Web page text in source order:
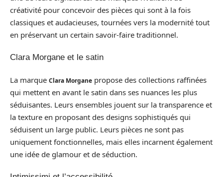
créativité pour concevoir des pièces qui sont à la fois
classiques et audacieuses, tournées vers la modernité tout
en préservant un certain savoir-faire traditionnel.
Clara Morgane et le satin
La marque Clara Morgane propose des collections raffinées
qui mettent en avant le satin dans ses nuances les plus
séduisantes. Leurs ensembles jouent sur la transparence et
la texture en proposant des designs sophistiqués qui
séduisent un large public. Leurs pièces ne sont pas
uniquement fonctionnelles, mais elles incarnent également
une idée de glamour et de séduction.